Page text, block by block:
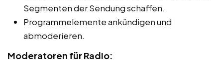
Segmenten der Sendung schaffen.
Programmelemente ankündigen und
abmoderieren.
Moderatoren für Radio: